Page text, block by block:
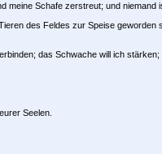
meine Schafe zerstreut; und niemand
des Feldes zur Speise
das Schwache will ich
Seelen.